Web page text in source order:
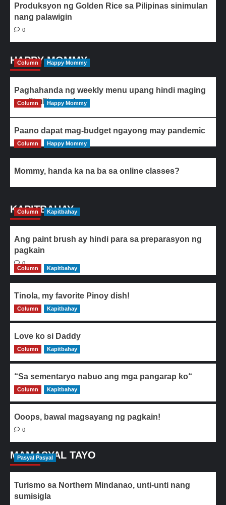
Produksyon ng Golden Rice sa Pilipinas sinimulan
nang palawigin
0
HAPPY MOMMY
Column Happy Mommy
Paghahanda ng weekly menu upang hindi maging
paulit-ulit ang ulam
Column Happy Mommy
Paano dapat mag-budget ngayong may pandemic
Column Happy Mommy
Mommy, handa ka na ba sa online classes?
KAPITBAHAY
Column Kapitbahay
Ang paint brush ay hindi para sa preparasyon ng
pagkain
0
Column
Kapitbahay
Tinola, my favorite Pinoy dish!
0
Column Kapitbahay
Love ko si Daddy
0
Column Kapitbahay
“Sa sementaryo nabuo ang mga pangarap ko“
0
Column Kapitbahay
Ooops, bawal magsayang ng pagkain!
0
MAMASYAL TAYO
Pasyal Pasyal
Turismo sa Northern Mindanao, unti-unti nang
sumisigla